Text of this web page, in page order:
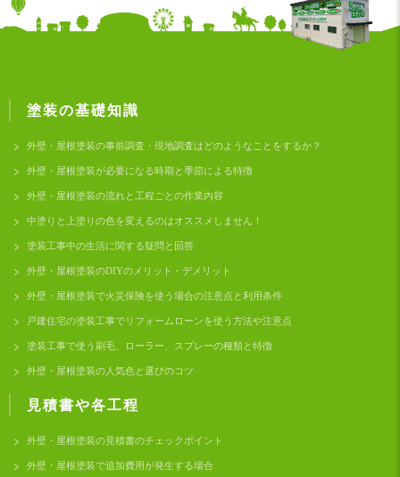
塗装の基礎知識
外壁・屋根塗装の事前調査・現地調査はどのようなことをするか？
外壁・屋根塗装が必要になる時期と季節による特徴
外壁・屋根塗装の流れと工程ごとの作業内容
中塗りと上塗りの色を変えるのはオススメしません！
塗装工事中の生活に関する疑問と回答
外壁・屋根塗装のDIYのメリット・デメリット
外壁・屋根塗装で火災保険を使う場合の注意点と利用条件
戸建住宅の塗装工事でリフォームローンを使う方法や注意点
塗装工事で使う刷毛、ローラー、スプレーの種類と特徴
外壁・屋根塗装の人気色と選びのコツ
見積書や各工程
外壁・屋根塗装の見積書のチェックポイント
外壁・屋根塗装で追加費用が発生する場合